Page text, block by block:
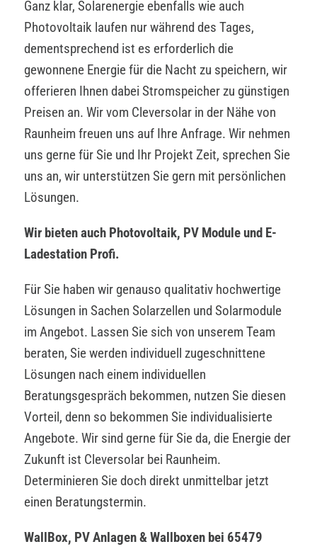
Ganz klar, Solarenergie ebenfalls wie auch
Photovoltaik laufen nur während des Tages,
dementsprechend ist es erforderlich die
gewonnene Energie für die Nacht zu speichern, wir
offerieren Ihnen dabei Stromspeicher zu günstigen
Preisen an. Wir vom Cleversolar in der Nähe von
Raunheim freuen uns auf Ihre Anfrage. Wir nehmen
uns gerne für Sie und Ihr Projekt Zeit, sprechen Sie
uns an, wir unterstützen Sie gern mit persönlichen
Lösungen.
Wir bieten auch Photovoltaik, PV Module und E-
Ladestation Profi.
Für Sie haben wir genauso qualitativ hochwertige
Lösungen in Sachen Solarzellen und Solarmodule
im Angebot. Lassen Sie sich von unserem Team
beraten, Sie werden individuell zugeschnittene
Lösungen nach einem individuellen
Beratungsgespräch bekommen, nutzen Sie diesen
Vorteil, denn so bekommen Sie individualisierte
Angebote. Wir sind gerne für Sie da, die Energie der
Zukunft ist Cleversolar bei Raunheim.
Determinieren Sie doch direkt unmittelbar jetzt
einen Beratungstermin.
WallBox, PV Anlagen & Wallboxen bei 65479